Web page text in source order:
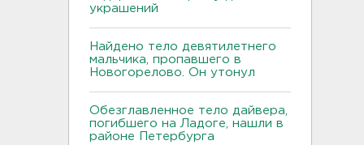
украшений
Найдено тело девятилетнего
мальчика, пропавшего в
Новогорелово. Он утонул
Обезглавленное тело дайвера,
погибшего на Ладоге, нашли в
районе Петербурга